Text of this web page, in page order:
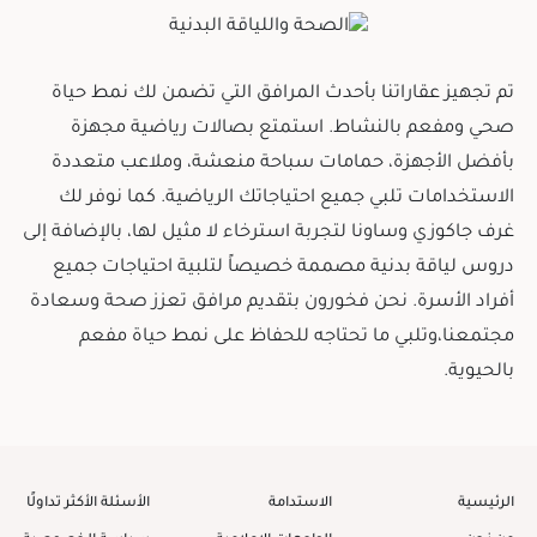
تم تجهيز عقاراتنا بأحدث المرافق التي تضمن لك نمط حياة
صحي ومفعم بالنشاط. استمتع بصالات رياضية مجهزة
بأفضل الأجهزة، حمامات سباحة منعشة، وملاعب متعددة
الاستخدامات تلبي جميع احتياجاتك الرياضية. كما نوفر لك
غرف جاكوزي وساونا لتجربة استرخاء لا مثيل لها، بالإضافة إلى
دروس لياقة بدنية مصممة خصيصاً لتلبية احتياجات جميع
أفراد الأسرة. نحن فخورون بتقديم مرافق تعزز صحة وسعادة
مجتمعنا،وتلبي ما تحتاجه للحفاظ على نمط حياة مفعم
بالحيوية.
الرئيسية الاستدامة الأسئلة الأكثر تداولًا